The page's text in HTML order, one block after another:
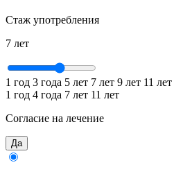
Стаж употребления
7 лет
1 год 3 года 5 лет 7 лет 9 лет 11 лет
1 год 4 года 7 лет 11 лет
Согласие на лечение
Да